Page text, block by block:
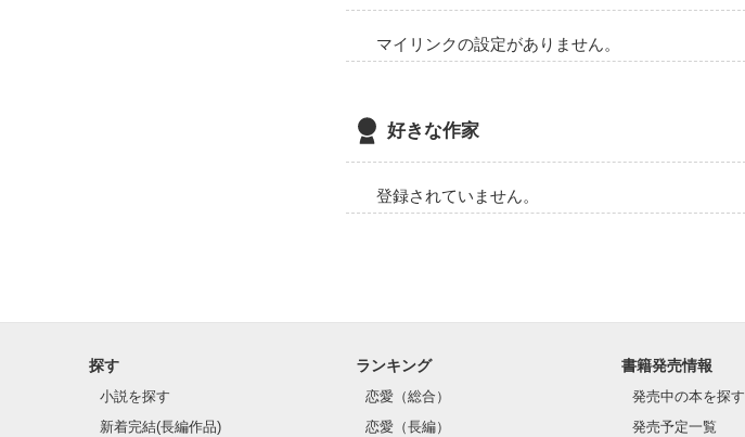
・・・手を伸ばしてみても届かないんだ。
マイリンクの設定がありません。
好きな作家
登録されていません。
探す
小説を探す
新着完結(長編作品)
ランキング
恋愛（総合）
恋愛（長編）
書籍発売情報
発売中の本を探す
発売予定一覧